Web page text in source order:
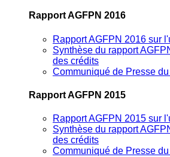
Rapport AGFPN 2016
Rapport AGFPN 2016 sur
Synthèse du rapport
des crédits
Communiqué de Presse
Rapport AGFPN 2015
Rapport AGFPN 2015 sur
Synthèse du rapport
des crédits
Communiqué de Presse